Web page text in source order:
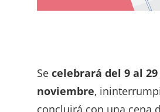
Se celebrará del 9 al 29
noviembre,
concluirá con una cena